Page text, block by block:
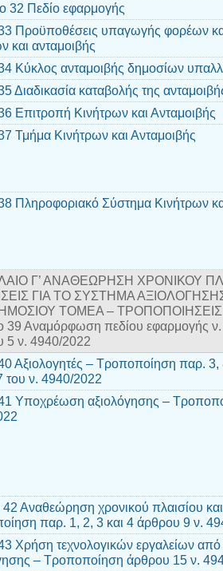
32 Πεδίο εφαρμογής
Προϋποθέσεις υπαγωγής φορέων
και ανταμοιβής
Κύκλος ανταμοιβής δημοσίων
Διαδικασία καταβολής της
Επιτροπή Κινήτρων και Ανταμοιβής
Τμήμα Κινήτρων και Ανταμοιβής
Πληροφοριακό Σύστημα Κινήτρων
Γ’ ΑΝΑΘΕΩΡΗΣΗ ΧΡΟΝΙΚΟΥ
ΓΙΑ ΤΟ ΣΥΣΤΗΜΑ
ΤΟΜΕΑ – ΤΡΟΠΟΠΟΙΗΣΕΙΣ
39 Αναμόρφωση πεδίου εφαρμογής
5 ν. 4940/2022
Αξιολογητές – Τροποποίηση παρ.
του ν. 4940/2022
Υποχρέωση αξιολόγησης –
Αναθεώρηση χρονικού πλαισίου
παρ. 1, 2, 3 και 4 άρθρου 9 ν.
Χρήση τεχνολογικών εργαλείων
– Τροποποίηση άρθρου 15 ν.